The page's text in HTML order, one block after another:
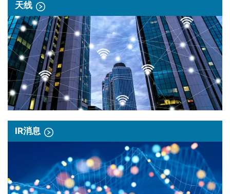
天线
IR消息